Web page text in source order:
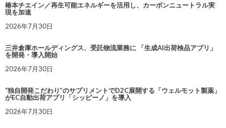
椿本チエイン／再生可能エネルギーを活用し、カーボンニュートラル実
現を加速
2026年7月30日
三井倉庫ホールディングス、受託物流業務に 「生成AI出荷検品アプリ」
を開発・導入開始
2026年7月30日
“独自開発こだわり”のサプリメントでD2C展開する「ウェルモット製薬」
がEC自動出荷アプリ「シッピーノ」を導入
2026年7月30日